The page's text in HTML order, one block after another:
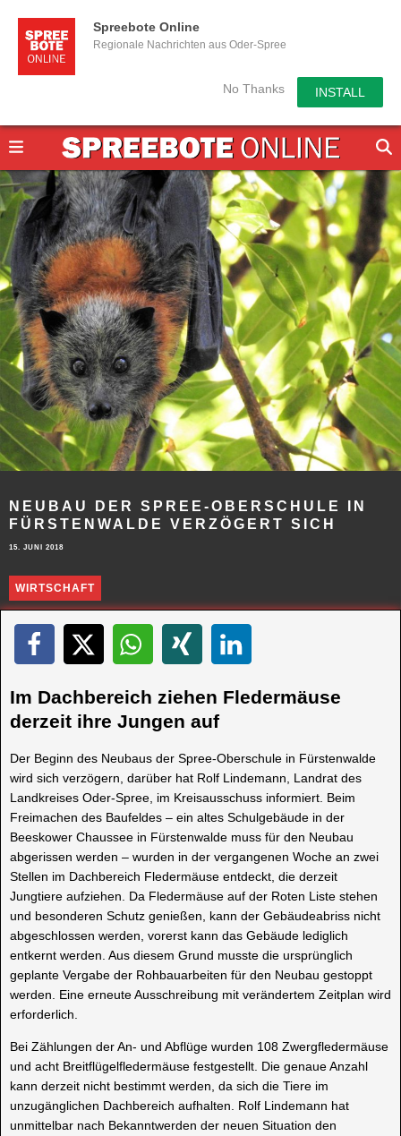
Spreebote Online
Regionale Nachrichten aus Oder-Spree
No Thanks INSTALL
NEUBAU DER SPREE-OBERSCHULE IN
FÜRSTENWALDE VERZÖGERT SICH
15. JUNI 2018
WIRTSCHAFT
Im Dachbereich ziehen Fledermäuse
derzeit ihre Jungen auf
Der Beginn des Neubaus der Spree-Oberschule in Fürstenwalde
wird sich verzögern, darüber hat Rolf Lindemann, Landrat des
Landkreises Oder-Spree, im Kreisausschuss informiert. Beim
Freimachen des Baufeldes – ein altes Schulgebäude in der
Beeskower Chaussee in Fürstenwalde muss für den Neubau
abgerissen werden – wurden in der vergangenen Woche an zwei
Stellen im Dachbereich Fledermäuse entdeckt, die derzeit
Jungtiere aufziehen. Da Fledermäuse auf der Roten Liste stehen
und besonderen Schutz genießen, kann der Gebäudeabriss nicht
abgeschlossen werden, vorerst kann das Gebäude lediglich
entkernt werden. Aus diesem Grund musste die ursprünglich
geplante Vergabe der Rohbauarbeiten für den Neubau gestoppt
werden. Eine erneute Ausschreibung mit verändertem Zeitplan wird
erforderlich.
Bei Zählungen der An- und Abflüge wurden 108 Zwergfledermäuse
und acht Breitflügelfledermäuse festgestellt. Die genaue Anzahl
kann derzeit nicht bestimmt werden, da sich die Tiere im
unzugänglichen Dachbereich aufhalten. Rolf Lindemann hat
unmittelbar nach Bekanntwerden der neuen Situation den